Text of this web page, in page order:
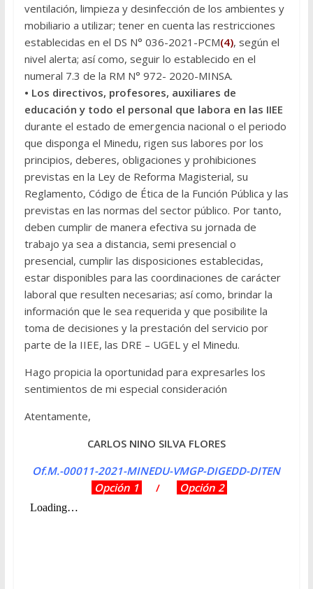
ventilación, limpieza y desinfección de los ambientes y
mobiliario a utilizar; tener en cuenta las restricciones
establecidas en el DS N° 036-2021-PCM(4), según el
nivel alerta; así como, seguir lo establecido en el
numeral 7.3 de la RM N° 972- 2020-MINSA.
• Los directivos, profesores, auxiliares de
educación y todo el personal que labora en las IIEE
durante el estado de emergencia nacional o el periodo
que disponga el Minedu, rigen sus labores por los
principios, deberes, obligaciones y prohibiciones
previstas en la Ley de Reforma Magisterial, su
Reglamento, Código de Ética de la Función Pública y las
previstas en las normas del sector público. Por tanto,
deben cumplir de manera efectiva su jornada de
trabajo ya sea a distancia, semi presencial o
presencial, cumplir las disposiciones establecidas,
estar disponibles para las coordinaciones de carácter
laboral que resulten necesarias; así como, brindar la
información que le sea requerida y que posibilite la
toma de decisiones y la prestación del servicio por
parte de la IIEE, las DRE – UGEL y el Minedu.
Hago propicia la oportunidad para expresarles los
sentimientos de mi especial consideración
Atentamente,
CARLOS NINO SILVA FLORES
Of.M.-00011-2021-MINEDU-VMGP-DIGEDD-DITEN
Opción 1
/ Opción 2